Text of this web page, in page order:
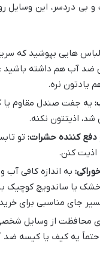
و بی دردسر، این وسایل
لباس هایی بپوشید که
ضد آب هم داشته باشید
یادتون نره.
یه جفت صندل مقاوم
اذیتتون نکنه.
کننده حشرات: تو
اذیت کنن.
به اندازه کافی آب
یا ساندویچ کوچیک با
جای مناسبی برای خرید
محافظت از وسایل
حتماً یه کیف یا کیسه